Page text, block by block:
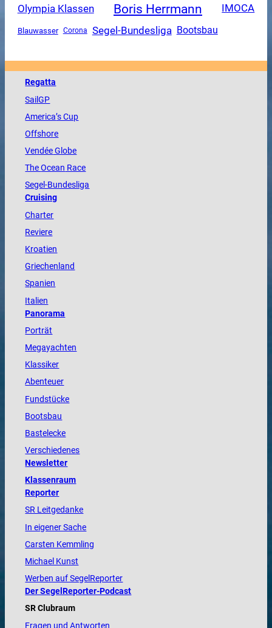
Olympia Klassen Boris Herrmann IMOCA
Blauwasser Corona Segel-Bundesliga Bootsbau
Regatta
SailGP
America’s Cup
Offshore
VendéeGlobe
TheOcean Race
Segel-Bundesliga
Cruising
Charter
Reviere
Kroatien
Griechenland
Spanien
Italien
Panorama
Porträt
Megayachten
Klassiker
Abenteuer
Fundstücke
Bootsbau
Bastelecke
Verschiedenes
Newsletter
Klassenraum
Reporter
SR Leitgedanke
In eigener Sache
Carsten Kemmling
Michael Kunst
Werben auf SegelReporter
Der SegelReporter-Podcast
SR Clubraum
Fragen und Antworten